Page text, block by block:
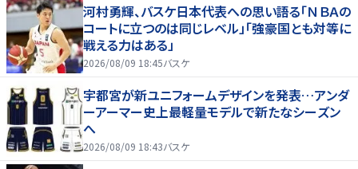
河村勇輝、バスケ日本代表への思い語る「ＮＢＡの
コートに立つのは同じレベル」「強豪国とも対等に
戦える力はある」
2026/08/09 18:45バスケ
宇都宮が新ユニフォームデザインを発表…アンダ
ーアーマー史上最軽量モデルで新たなシーズン
へ
2026/08/09 18:43バスケ